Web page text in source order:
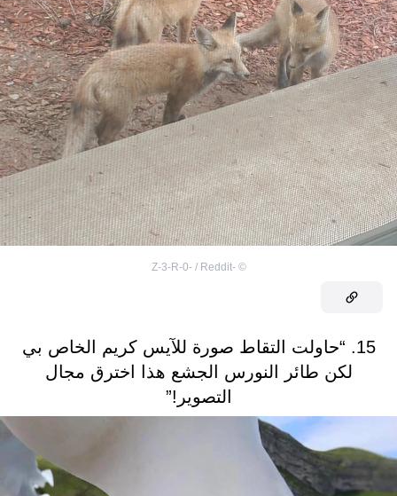
©
-Z-3-R-0- / Reddit
15. “حاولت التقاط صورة للآيس كريم الخاص بي
لكن طائر النورس الجشع هذا اخترق مجال
التصوير!”